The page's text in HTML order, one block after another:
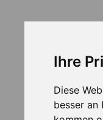
Ihre
Diese
besser an